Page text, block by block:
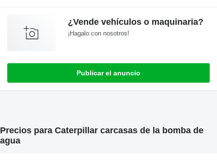
¿Vende vehículos o maquinaria?
¡Hagalo con nosotros!
Publicar el anuncio
Precios para Caterpillar carcasas de la bomba de
agua